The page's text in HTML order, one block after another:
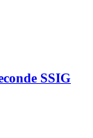
SSIG